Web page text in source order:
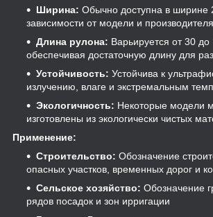
Ширина: Обычно доступна в ширине
зависимости от модели и производителя
Длина рулона: Варьируется от 30
обеспечивая достаточную длину для
Устойчивость: Устойчива к
излучению, влаге и экстремальным
Экологичность: Некоторые модели
изготовлены из экологически чистых
Применение:
Строительство: Обозначение
опасных участков, временных дорог и
Сельское хозяйство: Обозначение
рядов посадок и зон ирригации